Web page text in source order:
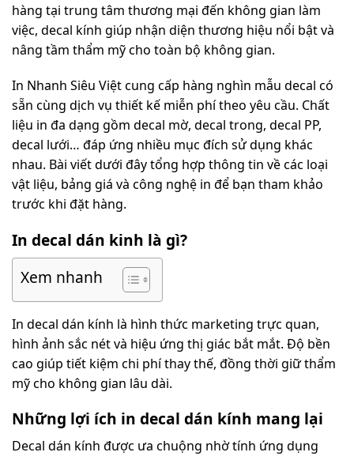
hàng tại trung tâm thương mại đến không gian làm
việc, decal kính giúp nhận diện thương hiệu nổi bật và
nâng tầm thẩm mỹ cho toàn bộ không gian.
In Nhanh Siêu Việt cung cấp hàng nghìn mẫu decal có
sẵn cùng dịch vụ thiết kế miễn phí theo yêu cầu. Chất
liệu in đa dạng gồm decal mờ, decal trong, decal PP,
decal lưới… đáp ứng nhiều mục đích sử dụng khác
nhau. Bài viết dưới đây tổng hợp thông tin về các loại
vật liệu, bảng giá và công nghệ in để bạn tham khảo
trước khi đặt hàng.
In decal dán kinh là gì?
Xem nhanh
In decal dán kính là hình thức marketing trực quan,
hình ảnh sắc nét và hiệu ứng thị giác bắt mắt. Độ bền
cao giúp tiết kiệm chi phí thay thế, đồng thời giữ thẩm
mỹ cho không gian lâu dài.
Những lợi ích in decal dán kính mang lại
Decal dán kính được ưa chuộng nhờ tính ứng dụng